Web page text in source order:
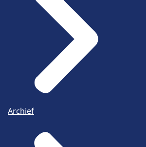
Archief